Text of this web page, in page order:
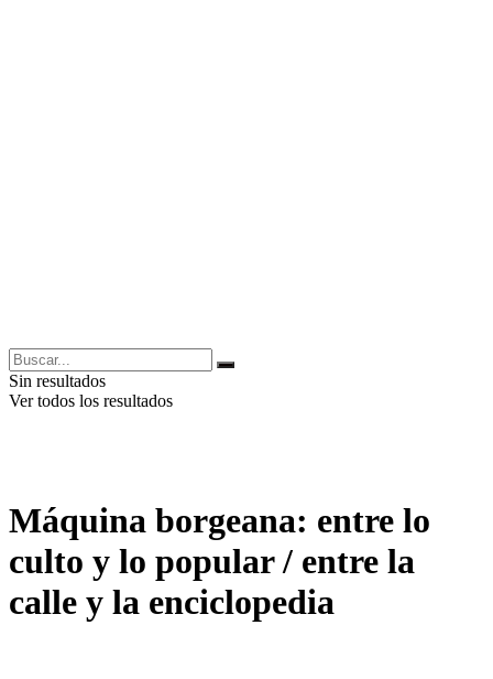
Sin resultados
Ver todos los resultados
Máquina borgeana: entre lo
culto y lo popular / entre la
calle y la enciclopedia